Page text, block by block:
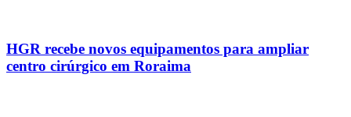
HGR recebe novos equipamentos para ampliar
centro cirúrgico em Roraima